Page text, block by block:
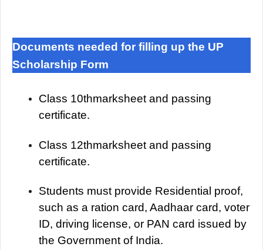
Documents needed for filling up the UP
Scholarship Form
Class 10thmarksheet and passing
certificate.
Class 12thmarksheet and passing
certificate.
Students must provide Residential proof,
such as a ration card, Aadhaar card, voter
ID, driving license, or PAN card issued by
the Government of India.